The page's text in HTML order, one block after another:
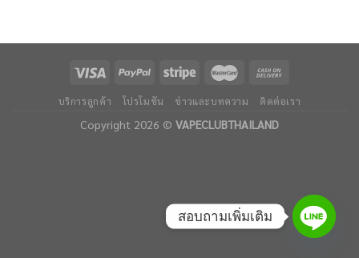
บริการลูกค้า โปรโมชัน ข่าวและบทความ ติดต่อเรา
Copyright 2026 © VAPECLUBTHAILAND
สอบถามเพิ่มเติม